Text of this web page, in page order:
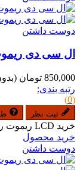
دوست داشتن
ال سی دی
850,000 تومان
رتبه بندی:
(0)
ثبت نظر
خرید LCD ریموت ردبت (استیل میت)
خرید محصول
دوست داشتن